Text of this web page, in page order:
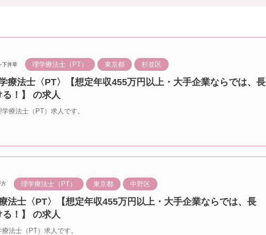
下井草 理学療法士（PT） 東京都 杉並区
療法士〈PT〉【想定年収455万円以上・大手企業ならでは、長
！】 の求人
療法士（PT）求人です。
方 理学療法士（PT） 東京都 中野区
法士〈PT〉【想定年収455万円以上・大手企業ならでは、長
！】 の求人
法士（PT）求人です。